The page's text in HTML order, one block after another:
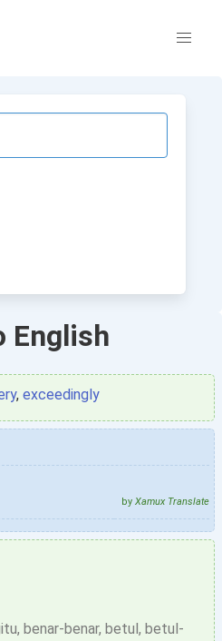
English
, exceedingly
by Xamux Translate
benar-benar, betul, betul-